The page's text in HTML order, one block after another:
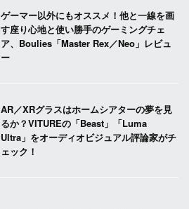
ゲーマー以外にもオススメ！他と一線を画
す座り心地と使い勝手のゲーミングチェ
ア、Boulies「Master Rex／Neo」レビュ
ー
AR／XRグラスはホームシアターの夢を見
るか？VITUREの「Beast」「Luma
Ultra」をオーディオビジュアル評論家がチ
ェック！